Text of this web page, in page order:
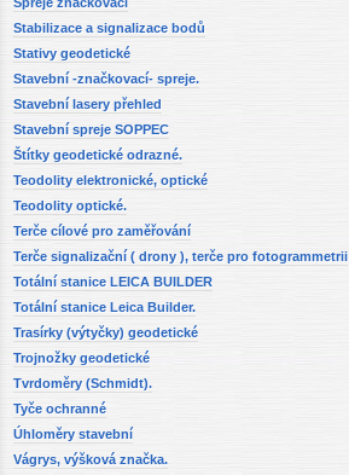
Stabilizace a signalizace bodů
Stativy geodetické
Stavební -značkovací- spreje.
Stavební lasery přehled
Stavební spreje SOPPEC
Štítky geodetické odrazné.
Teodolity elektronické, optické
Teodolity optické.
Terče cílové pro zaměřování
Terče signalizační ( drony ), terče pro fotogrammetrii
Totální stanice LEICA BUILDER
Totální stanice Leica Builder.
Trasírky (výtyčky) geodetické
Trojnožky geodetické
Tvrdoměry (Schmidt).
Tyče ochranné
Úhloměry stavební
Vágrys, výšková značka.